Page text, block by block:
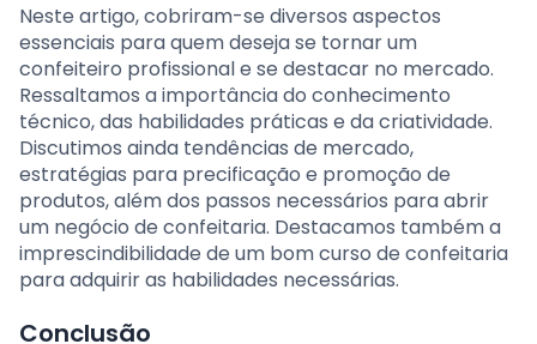
Neste artigo, cobriram-se diversos aspectos
essenciais para quem deseja se tornar um
confeiteiro profissional e se destacar no mercado.
Ressaltamos a importância do conhecimento
técnico, das habilidades práticas e da criatividade.
Discutimos ainda tendências de mercado,
estratégias para precificação e promoção de
produtos, além dos passos necessários para abrir
um negócio de confeitaria. Destacamos também a
imprescindibilidade de um bom curso de confeitaria
para adquirir as habilidades necessárias.
Conclusão